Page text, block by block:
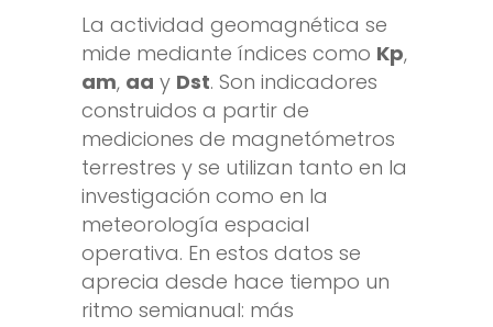
La actividad geomagnética se
mide mediante índices como Kp,
am, aa y Dst. Son indicadores
construidos a partir de
mediciones de magnetómetros
terrestres y se utilizan tanto en la
investigación como en la
meteorología espacial
operativa. En estos datos se
aprecia desde hace tiempo un
ritmo semianual: más